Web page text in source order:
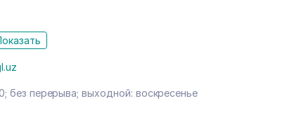
без перерыва; выходной: воскресенье